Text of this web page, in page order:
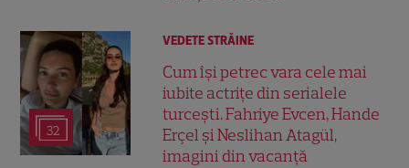
32
VEDETE STRĂINE
Cum își petrec vara cele mai
iubite actrițe din serialele
turcești. Fahriye Evcen, Hande
Erçel și Neslihan Atagül,
imagini din vacanță